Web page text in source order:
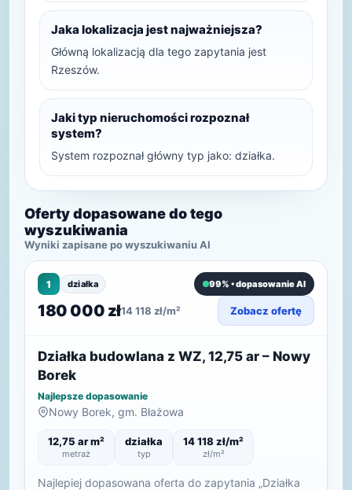
Jaka lokalizacja jest najważniejsza?
Główną lokalizacją dla tego zapytania jest
Rzeszów.
Jaki typ nieruchomości rozpoznał
system?
System rozpoznał główny typ jako: działka.
Oferty dopasowane do tego
wyszukiwania
Wyniki zapisane po wyszukiwaniu AI
1 działka 99% • dopasowanie AI
180 000 zł14 118 zł/m² Zobacz ofertę
Działka budowlana z WZ, 12,75 ar – Nowy
Borek
Najlepsze dopasowanie
Nowy Borek, gm. Błażowa
12,75 ar m²
metraż
działka
typ
14 118 zł/m²
zł/m²
Najlepiej dopasowana oferta do zapytania „Działka